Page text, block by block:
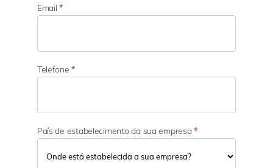
i
d
e
Email*
Telefone*
País de estabelecimento da sua empresa*